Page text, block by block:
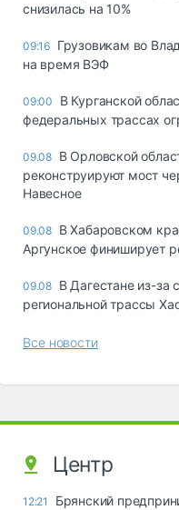
снизилась на 10%
09:16 Грузовикам во
на время ВЭФ
09:00
В Курганской
федеральных трассах
09.08 В Орловской
реконструируют мост
Навесное
09.08 В Хабаровском
Аргунское финиширует
09.08 В Дагестане из-за
региональной трассы
Все новости
Центр
12:21
Брянский